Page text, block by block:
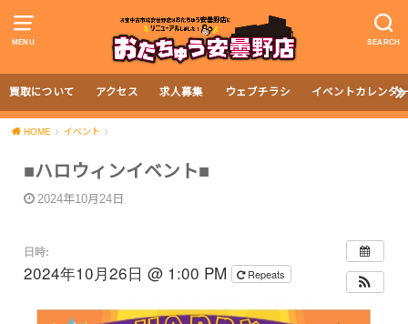
MENU SEARCH
買取について アクセス 求人募集 ウェブチラシ イベントカレンダ
HOME イベント
■ハロウィンイベント■
2024年10月24日
日時:
2024年10月26日 @ 1:00 PM Repeats